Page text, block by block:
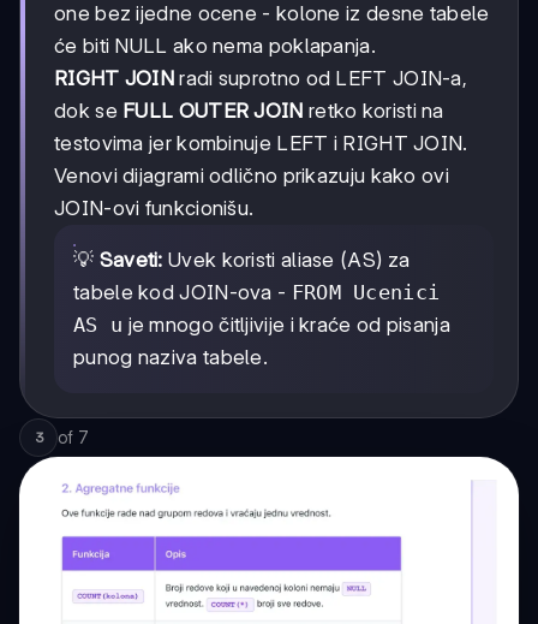
one bez ijedne ocene - kolone iz desne tabele
će biti NULL ako nema poklapanja.
RIGHT JOIN radi suprotno od LEFT JOIN-a,
dok se FULL OUTER JOIN retko koristi na
testovima jer kombinuje LEFT i RIGHT JOIN.
Venovi dijagrami odlično prikazuju kako ovi
JOIN-ovi funkcionišu.
💡 Saveti: Uvek koristi aliase (AS) za
tabele kod JOIN-ova - FROM Ucenici
AS u je mnogo čitljivije i kraće od pisanja
punog naziva tabele.
3 of 7